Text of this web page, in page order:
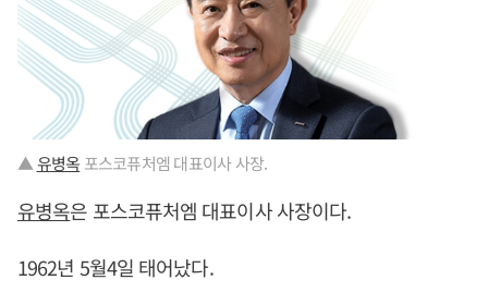
▲유병옥 포스코퓨처엠 대표이사 사장.
유병옥은 포스코퓨처엠 대표이사 사장이다.
1962년 5월4일 태어났다.